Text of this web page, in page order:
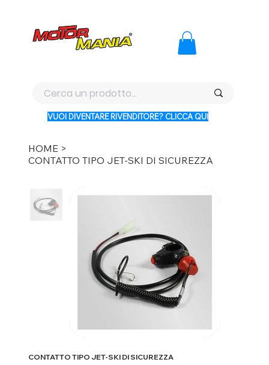
VUOI DIVENTARE RIVENDITORE? CLICCA QUI
HOME >
CONTATTO TIPO JET-SKI DI SICUREZZA
CONTATTO TIPO JET-SKI DI SICUREZZA